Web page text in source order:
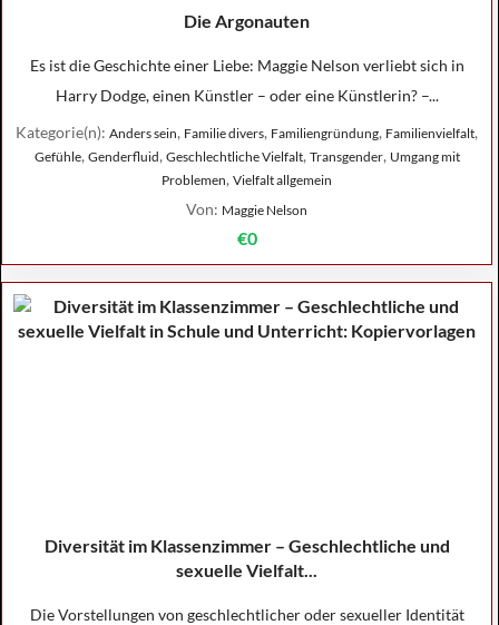
Die Argonauten
Es ist die Geschichte einer Liebe: Maggie Nelson verliebt sich in
Harry Dodge, einen Künstler – oder eine Künstlerin? –...
Kategorie(n): Anders sein, Familie divers, Familiengründung, Familienvielfalt,
Gefühle, Genderfluid, Geschlechtliche Vielfalt, Transgender, Umgang mit
Problemen, Vielfalt allgemein
Von: Maggie Nelson
€0
Diversität im Klassenzimmer – Geschlechtliche und
sexuelle Vielfalt...
Die Vorstellungen von geschlechtlicher oder sexueller Identität